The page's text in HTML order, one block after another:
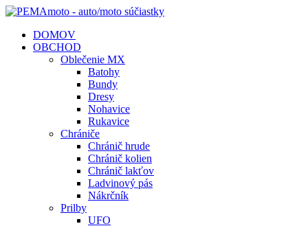
DOMOV
OBCHOD
Oblečenie MX
Batohy
Bundy
Dresy
Nohavice
Rukavice
Chrániče
Chránič hrude
Chránič kolien
Chránič lakťov
Ladvinový pás
Nákrčník
Prilby
UFO